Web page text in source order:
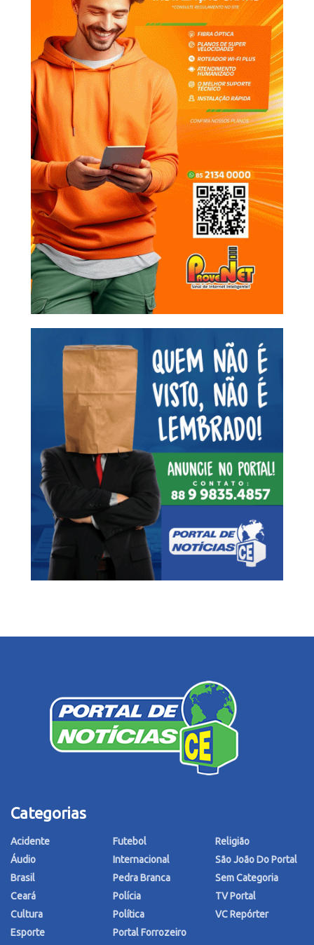
Categorias
Acidente
Áudio
Brasil
Ceará
Cultura
Esporte
Futebol
Internacional
Pedra Branca
Polícia
Política
Portal Forrozeiro
Religião
São João Do Portal
Sem Categoria
TV Portal
VC Repórter